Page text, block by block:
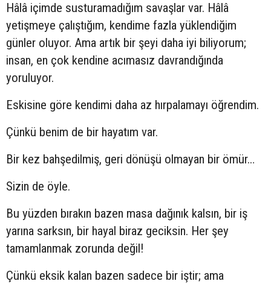
Hâlâ içimde susturamadığım savaşlar var. Hâlâ
yetişmeye çalıştığım, kendime fazla yüklendiğim
günler oluyor. Ama artık bir şeyi daha iyi biliyorum;
insan, en çok kendine acımasız davrandığında
yoruluyor.
Eskisine göre kendimi daha az hırpalamayı öğrendim.
Çünkü benim de bir hayatım var.
Bir kez bahşedilmiş, geri dönüşü olmayan bir ömür…
Sizin de öyle.
Bu yüzden bırakın bazen masa dağınık kalsın, bir iş
yarına sarksın, bir hayal biraz geciksin. Her şey
tamamlanmak zorunda değil!
Çünkü eksik kalan bazen sadece bir iştir; ama